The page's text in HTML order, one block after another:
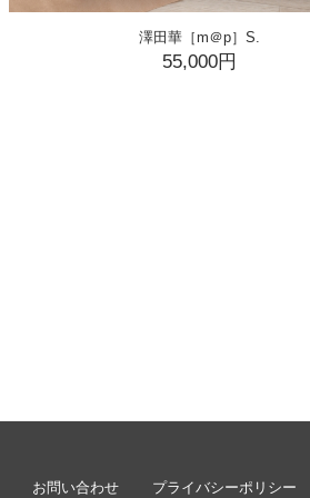
澤田華［m＠p］S.
55,000円
お問い合わせ プライバシーポリシー